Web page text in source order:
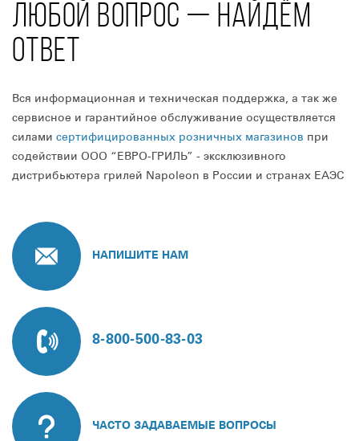
ЛЮБОЙ ВОПРОС — НАЙДЁМ
ОТВЕТ
Вся информационная и техническая поддержка, а так же
сервисное и гарантийное обслуживание осуществляется
силами сертифицированных розничных магазинов при
содействии ООО “ЕВРО-ГРИЛЬ” - эксклюзивного
дистрибьютера грилей Napoleon в России и странах ЕАЭС
НАПИШИТЕ НАМ
8-800-500-83-03
ЧАСТО ЗАДАВАЕМЫЕ ВОПРОСЫ